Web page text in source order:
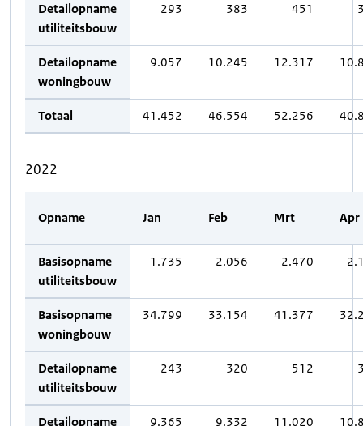
Detailopname
utiliteitsbouw
293 383 451
Detailopname
woningbouw
9.057 10.245 12.317
Totaal 41.452 46.554 52.256
2022
Opname Jan Feb Mrt Apr
Basisopname
utiliteitsbouw
1.735 2.056 2.470
Basisopname
woningbouw
34.799 33.154 41.377
Detailopname
utiliteitsbouw
243 320 512
Detailopname
9.365 9.332 11.020